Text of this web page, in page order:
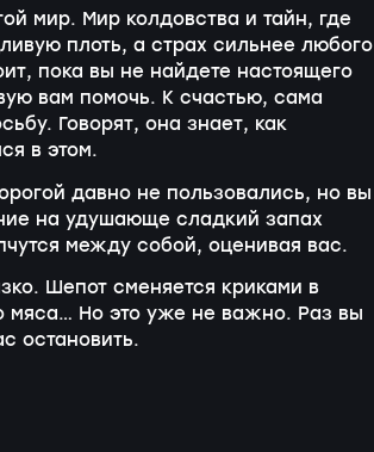
мир. Мир колдовства и тайн, где
плоть, а страх сильнее любого
пока вы не найдете настоящего
вам помочь. К счастью, сама
Говорят, она знает, как
в этом.
давно не пользовались, но вы
на удушающе сладкий запах
между собой, оценивая вас.
Шепот сменяется криками в
мяса… Но это уже не важно. Раз вы
остановить.